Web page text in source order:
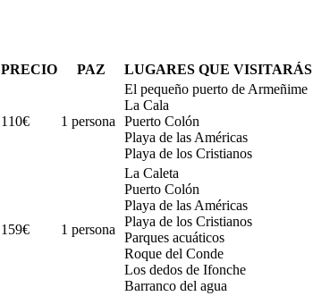
PRECIO PAZ LUGARES QUE VISITARÁS
110€ 1 persona
El pequeño puerto de Armeñime
La Cala
Puerto Colón
Playa de las Américas
Playa de los Cristianos
159€ 1 persona
La Caleta
Puerto Colón
Playa de las Américas
Playa de los Cristianos
Parques acuáticos
Roque del Conde
Los dedos de Ifonche
Barranco del agua